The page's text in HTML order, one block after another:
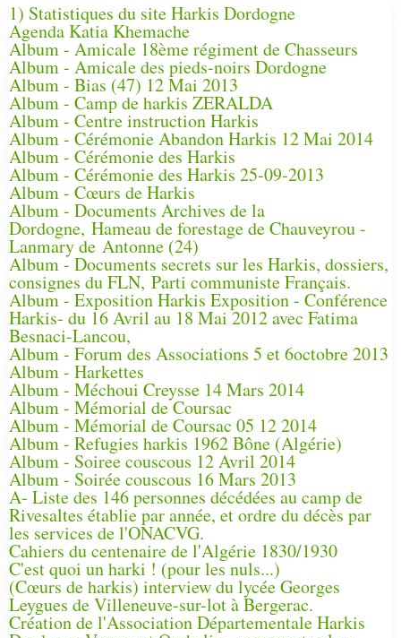
1) Statistiques du site Harkis Dordogne
Agenda Katia Khemache
Album - Amicale 18ème régiment de Chasseurs
Album - Amicale des pieds-noirs Dordogne
Album - Bias (47) 12 Mai 2013
Album - Camp de harkis ZERALDA
Album - Centre instruction Harkis
Album - Cérémonie Abandon Harkis 12 Mai 2014
Album - Cérémonie des Harkis
Album - Cérémonie des Harkis 25-09-2013
Album - Cœurs de Harkis
Album - Documents Archives de la
Dordogne, Hameau de forestage de Chauveyrou -
Lanmary de Antonne (24)
Album - Documents secrets sur les Harkis, dossiers,
consignes du FLN, Parti communiste Français.
Album - Exposition Harkis Exposition - Conférence
Harkis- du 16 Avril au 18 Mai 2012 avec Fatima
Besnaci-Lancou,
Album - Forum des Associations 5 et 6octobre 2013
Album - Harkettes
Album - Méchoui Creysse 14 Mars 2014
Album - Mémorial de Coursac
Album - Mémorial de Coursac 05 12 2014
Album - Refugies harkis 1962 Bône (Algérie)
Album - Soiree couscous 12 Avril 2014
Album - Soirée couscous 16 Mars 2013
A- Liste des 146 personnes décédées au camp de
Rivesaltes établie par année, et ordre du décès par
les services de l'ONACVG.
Cahiers du centenaire de l'Algérie 1830/1930
C'est quoi un harki ! (pour les nuls...)
(Cœurs de harkis) interview du lycée Georges
Leygues de Villeneuve-sur-lot à Bergerac.
Création de l'Association Départementale Harkis